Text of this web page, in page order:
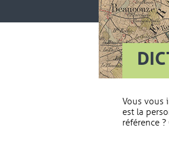
Vous vous
est la
référence